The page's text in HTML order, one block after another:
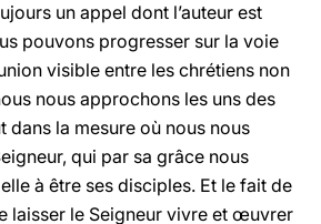
un appel dont l’auteur est
pouvons progresser sur la voie
visible entre les chrétiens non
nous approchons les uns des
dans la mesure où nous nous
qui par sa grâce nous
à être ses disciples. Et le fait de
laisser le Seigneur vivre et œuvrer